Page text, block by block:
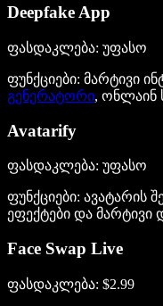
Deepfake App
ფასდაკლება: უფასო
ფუნქციები: მარტივი
გენერატორი, ონლაინ
Avatarify
ფასდაკლება: უფასო
ფუნქციები: ავატარის
ეფექტები და მარტივი
Face Swap Live
ფასდაკლება: $2.99